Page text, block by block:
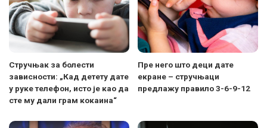
Стручњак за болести
зависности: „Кад детету дате
у руке телефон, исто је као да
сте му дали грам кокаина“
Пре него што деци дате
екране – стручњаци
предлажу правило 3-6-9-12